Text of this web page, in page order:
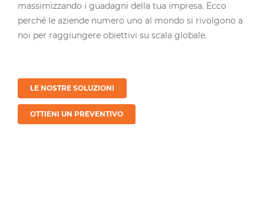
massimizzando i guadagni della tua impresa. Ecco
perché le aziende numero uno al mondo si rivolgono a
noi per raggiungere obiettivi su scala globale.
LE NOSTRE SOLUZIONI
OTTIENI UN PREVENTIVO